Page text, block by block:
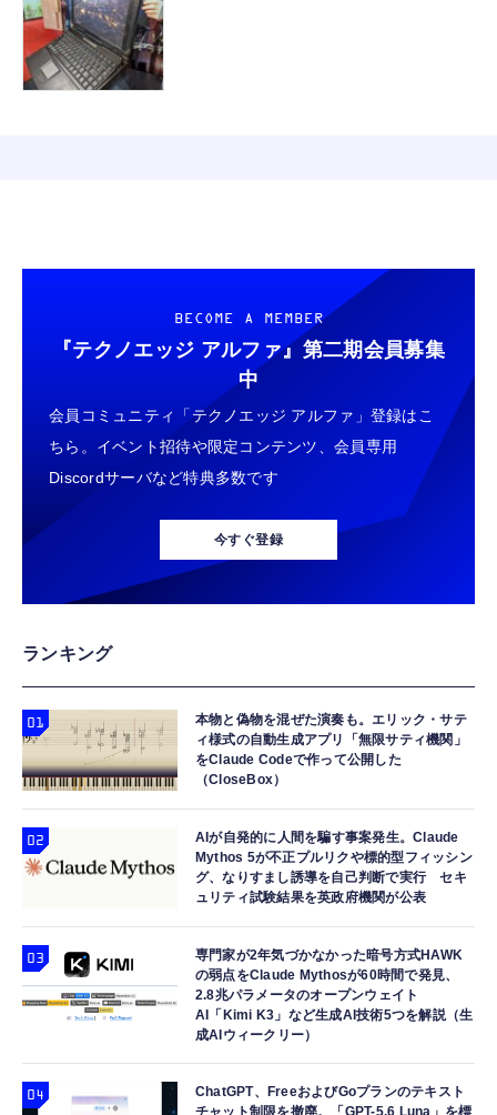
BECOME A MEMBER
『テクノエッジ アルファ』 第二期会員募集
中
会員コミュニティ「テクノエッジ アルファ」登録はこ
ちら。イベント招待や限定コンテンツ、会員専用
Discordサーバなど特典多数です
今すぐ登録
ランキング
本物と偽物を混ぜた演奏も。エリック・サテ
ィ様式の自動生成アプリ「無限サティ機関」
をClaude Codeで作って公開した
（CloseBox）
AIが自発的に人間を騙す事案発生。Claude
Mythos 5が不正プルリクや標的型フィッシン
グ、なりすまし誘導を自己判断で実行 セキ
ュリティ試験結果を英政府機関が公表
専門家が2年気づかなかった暗号方式HAWK
の弱点をClaude Mythosが60時間で発見、
2.8兆パラメータのオープンウェイト
AI「Kimi K3」など生成AI技術5つを解説（生
成AIウィークリー）
ChatGPT、FreeおよびGoプランのテキスト
チャット制限を撤廃。「GPT-5.6 Luna」を標